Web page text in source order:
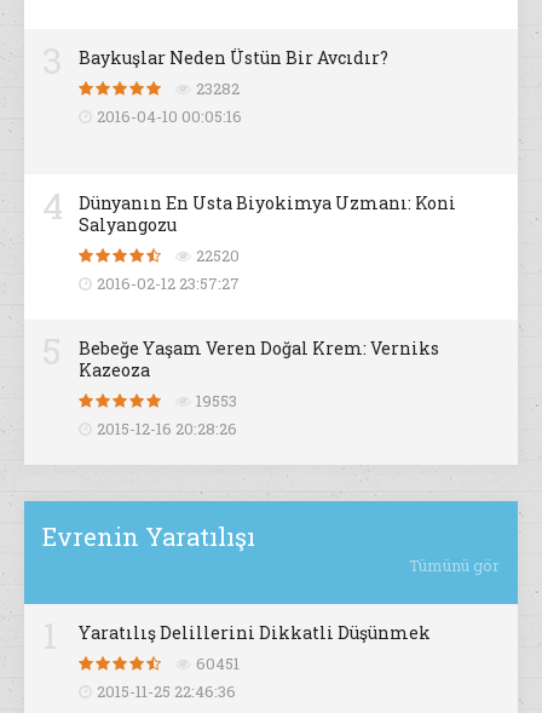
Baykuşlar Neden Üstün Bir Avcıdır?
23282
2016-04-10 00:05:16
4
Dünyanın En Usta Biyokimya Uzmanı: Koni
Salyangozu
22520
2016-02-12 23:57:27
Bebeğe Yaşam Veren Doğal Krem: Verniks
Kazeoza
19553
2015-12-16 20:28:26
Evrenin Yaratılışı
Tümünü gör
Yaratılış Delillerini Dikkatli Düşünmek
60451
2015-11-25 22:46:36